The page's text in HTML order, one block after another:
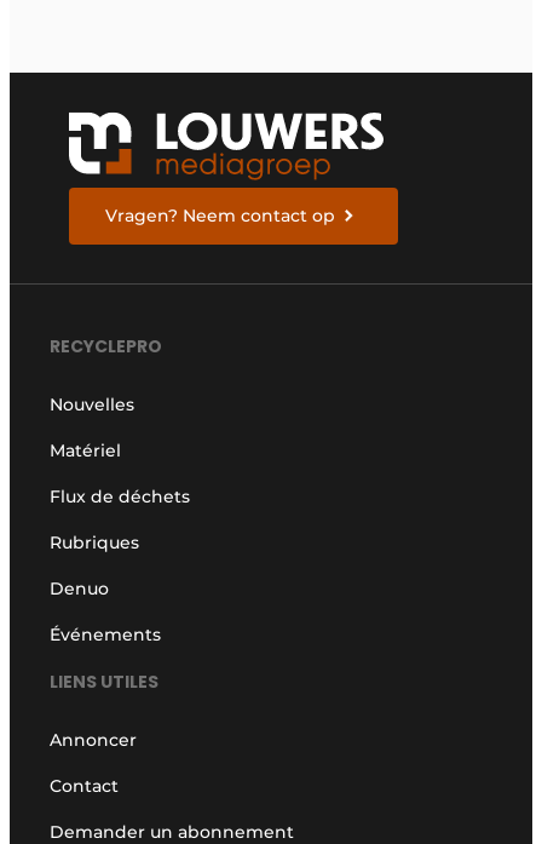
Vragen? Neem contact op
RECYCLEPRO
Nouvelles
Matériel
Flux de déchets
Rubriques
Denuo
Événements
LIENS UTILES
Annoncer
Contact
Demander un abonnement